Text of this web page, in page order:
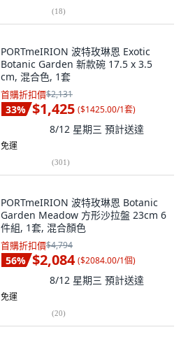
(18)
PORTmeIRION 波特玫琳恩 Exotic
Botanic Garden 新款碗 17.5 x 3.5
cm, 混合色, 1套
首購折扣價$2,131
33% $1,425 ($1425.00/1套)
8/12 星期三 預計送達
免運
(301)
PORTmeIRION 波特玫琳恩 Botanic
Garden Meadow 方形沙拉盤 23cm 6
件組, 1套, 混合顏色
首購折扣價$4,794
56% $2,084 ($2084.00/1個)
8/12 星期三 預計送達
免運
(20)